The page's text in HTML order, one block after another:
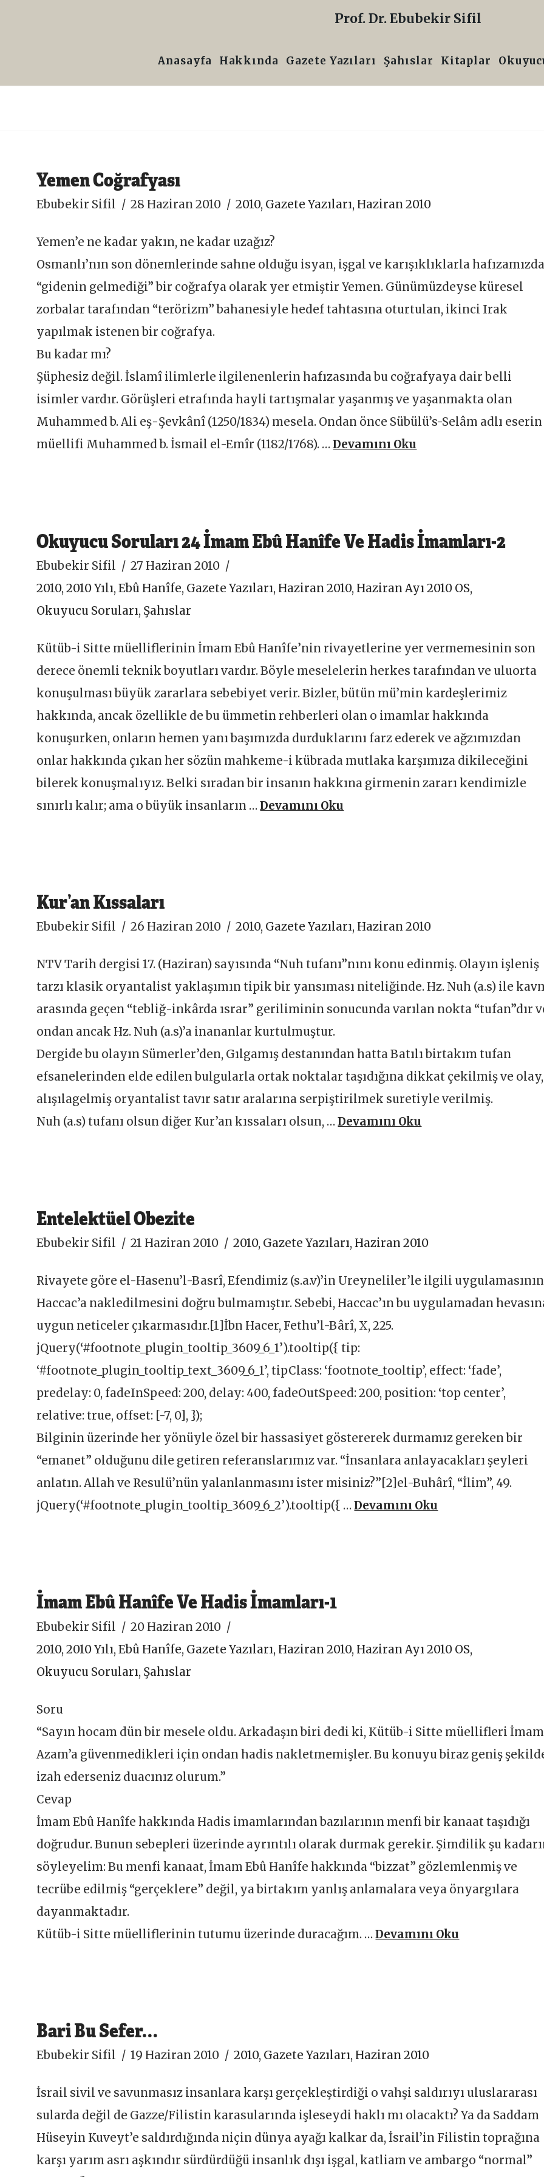
Sifil
Prof. Dr. Ebubekir Sifil
Anasayfa Hakkında Gazete Yazıları Şahıslar Kitaplar
Yemen Coğrafyası
Ebubekir Sifil 28 Haziran 2010 2010, Gazete Yazıları, Haziran 2010
Yemen’e ne kadar yakın, ne kadar uzağız?
Osmanlı’nın son dönemlerinde sahne olduğu isyan, işgal ve karışıklıklarla
“gidenin gelmediği” bir coğrafya olarak yer etmiştir Yemen. Günümüzdeyse küresel
zorbalar tarafından “terörizm” bahanesiyle hedef tahtasına oturtulan, ikinci Irak
yapılmak istenen bir coğrafya.
Bu kadar mı?
Şüphesiz değil. İslamî ilimlerle ilgilenenlerin hafızasında bu coğrafyaya dair belli
isimler vardır. Görüşleri etrafında hayli tartışmalar yaşanmış ve yaşanmakta olan
Muhammed b. Ali eş-Şevkânî (1250/1834) mesela. Ondan önce Sübülü’s-Selâm adlı eserin
müellifi Muhammed b. İsmail el-Emîr (1182/1768). …Devamını Oku
Okuyucu Soruları 24 İmam Ebû Hanîfe Ve Hadis İmamları-2
Ebubekir Sifil
27 Haziran 2010
2010,2010 Yılı,Ebû Hanîfe, Gazete Yazıları, Haziran 2010, Haziran Ayı 2010 OS,
Okuyucu Soruları, Şahıslar
Kütüb-i Sitte müelliflerinin İmam Ebû Hanîfe’nin rivayetlerine yer vermemesinin son
derece önemli teknik boyutları vardır. Böyle meselelerin herkes tarafından ve uluorta
konuşulması büyük zararlara sebebiyet verir. Bizler, bütün mü’min kardeşlerimiz
hakkında, ancak özellikle de bu ümmetin rehberleri olan o imamlar hakkında
konuşurken, onların hemen yanı başımızda durduklarını farz ederek ve ağzımızdan
onlar hakkında çıkan her sözün mahkeme-i kübrada mutlaka karşımıza dikileceğini
bilerek konuşmalıyız. Belki sıradan bir insanın hakkına girmenin zararı kendimizle
sınırlı kalır; ama o büyük insanların …Devamını Oku
Kur’an Kıssaları
Ebubekir Sifil 26 Haziran 2010 2010, Gazete Yazıları, Haziran 2010
NTV Tarih dergisi 17. (Haziran) sayısında “Nuh tufanı”nını konu edinmiş. Olayın işleniş
tarzı klasik oryantalist yaklaşımın tipik bir yansıması niteliğinde. Hz. Nuh (a.s) ile
arasında geçen “tebliğ-inkârda ısrar” geriliminin sonucunda varılan nokta “tufan”dır
ondan ancak Hz. Nuh (a.s)’a inananlar kurtulmuştur.
Dergide bu olayın Sümerler’den, Gılgamış destanından hatta Batılı birtakım tufan
efsanelerinden elde edilen bulgularla ortak noktalar taşıdığına dikkat çekilmiş ve olay,
alışılagelmiş oryantalist tavır satır aralarına serpiştirilmek suretiyle verilmiş.
Nuh (a.s) tufanı olsun diğer Kur’an kıssaları olsun, …Devamını Oku
Entelektüel Obezite
Ebubekir Sifil 21 Haziran 2010 2010, Gazete Yazıları, Haziran 2010
Rivayete göre el-Hasenu’l-Basrî, Efendimiz (s.a.v)’in Ureyneliler’le ilgili uygulamasının
Haccac’a nakledilmesini doğru bulmamıştır. Sebebi, Haccac’ın bu uygulamadan
uygun neticeler çıkarmasıdır.[1]İbn Hacer, Fethu’l-Bârî, X, 225.
jQuery(‘#footnote_plugin_tooltip_3609_6_1’).tooltip({ tip:
‘#footnote_plugin_tooltip_text_3609_6_1’, tipClass: ‘footnote_tooltip’, effect: ‘fade’,
predelay: 0, fadeInSpeed: 200, delay: 400, fadeOutSpeed: 200, position: ‘top center’,
relative: true, offset: [-7, 0], });
Bilginin üzerinde her yönüyle özel bir hassasiyet göstererek durmamız gereken bir
“emanet” olduğunu dile getiren referanslarımız var. “İnsanlara anlayacakları şeyleri
anlatın. Allah ve Resulü’nün yalanlanmasını ister misiniz?”[2]el-Buhârî, “İlim”, 49.
jQuery(‘#footnote_plugin_tooltip_3609_6_2’).tooltip({ …Devamını Oku
İmam Ebû Hanîfe Ve Hadis İmamları-1
Ebubekir Sifil
20 Haziran 2010
2010,2010 Yılı,Ebû Hanîfe, Gazete Yazıları, Haziran 2010, Haziran Ayı 2010 OS,
Okuyucu Soruları, Şahıslar
Soru
“Sayın hocam dün bir mesele oldu. Arkadaşın biri dedi ki, Kütüb-i Sitte müellifleri
Azam’a güvenmedikleri için ondan hadis nakletmemişler. Bu konuyu biraz geniş
izah ederseniz duacınız olurum.”
Cevap
İmam Ebû Hanîfe hakkında Hadis imamlarından bazılarının menfi bir kanaat taşıdığı
doğrudur. Bunun sebepleri üzerinde ayrıntılı olarak durmak gerekir. Şimdilik şu
söyleyelim: Bu menfi kanaat, İmam Ebû Hanîfe hakkında “bizzat” gözlemlenmiş ve
tecrübe edilmiş “gerçeklere” değil, ya birtakım yanlış anlamalara veya önyargılara
dayanmaktadır.
Kütüb-i Sitte müelliflerinin tutumu üzerinde duracağım. …Devamını Oku
Bari Bu Sefer…
Ebubekir Sifil 19 Haziran 2010 2010, Gazete Yazıları, Haziran 2010
İsrail sivil ve savunmasız insanlara karşı gerçekleştirdiği o vahşi saldırıyı uluslararası
sularda değil de Gazze/Filistin karasularında işleseydi haklı mı olacaktı? Ya da Saddam
Hüseyin Kuveyt’e saldırdığında niçin dünya ayağı kalkar da, İsrail’in Filistin toprağına
karşı yarım asrı aşkındır sürdürdüğü insanlık dışı işgal, katliam ve ambargo “normal”